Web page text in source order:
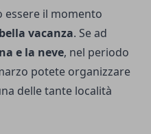
essere il momento
bella vacanza. Se ad
e la neve, nel periodo
potete organizzare
delle tante località